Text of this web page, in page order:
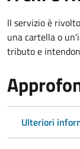
Il servizio è
una cartella o
tributo e
Ulteriori